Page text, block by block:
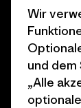
Stories,
mehr
Wir
und
„Alle